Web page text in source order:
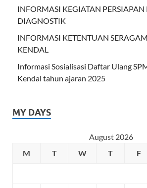
INFORMASI KEGIATAN PERSIAPAN
DIAGNOSTIK
INFORMASI KETENTUAN
KENDAL
Informasi Sosialisasi Daftar Ulang
Kendal tahun ajaran 2025
MY DAYS
August 2026
M
T W T F